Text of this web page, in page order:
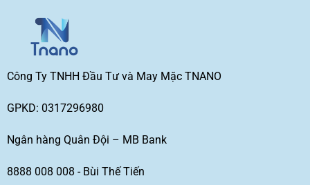
Công Ty TNHH Đầu Tư và May Mặc TNANO
GPKD: 0317296980
Ngân hàng Quân Đội – MB Bank
8888 008 008 - Bùi Thế Tiến